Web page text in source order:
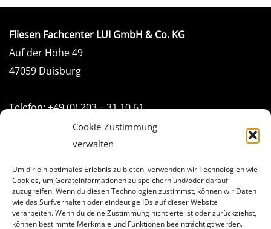
Cookie-Zustimmung
verwalten
Um dir ein optimales Erlebnis zu bieten, verwenden wir Technologien wie
Cookies, um Geräteinformationen zu speichern und/oder darauf
zuzugreifen. Wenn du diesen Technologien zustimmst, können wir Daten
wie das Surfverhalten oder eindeutige IDs auf dieser Website
verarbeiten. Wenn du deine Zustimmung nicht erteilst oder zurückziehst,
können bestimmte Merkmale und Funktionen beeinträchtigt werden.
Fliesen Fachcenter LUI GmbH & Co. KG
Auf der Höhe 49
47059 Duisburg
Telefon: +49 (0) 203 – 31 10 61
Telefax +49 (0) 203 - 31 31 10
info(at)fliesenfachcenter.de
Rechtliches